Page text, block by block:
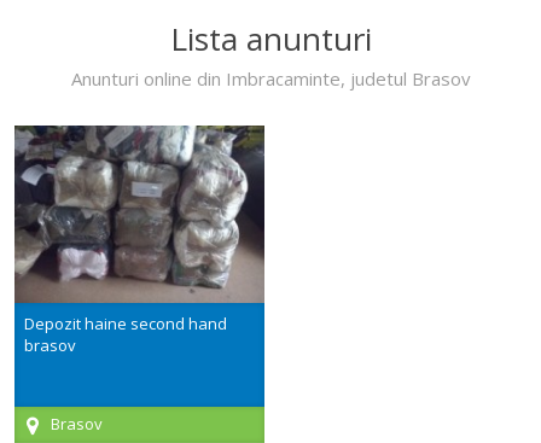
Lista anunturi
Anunturi online din Imbracaminte, judetul Brasov
Depozit haine second hand
brasov
Brasov